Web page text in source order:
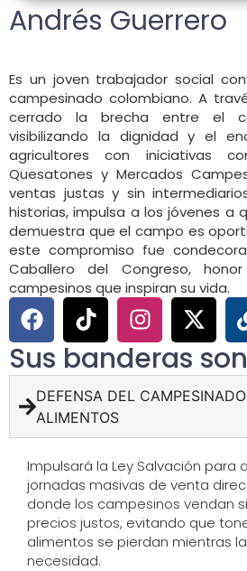
Andrés Guerrero
Es un joven trabajador social
campesinado colombiano. A
cerrado la brecha entre el
visibilizando la dignidad y el
agricultores con iniciativas
Quesatones y Mercados
ventas justas y sin
historias, impulsa a los jóvenes a
demuestra que el campo es
este compromiso fue
Caballero del Congreso,
campesinos que inspiran su vida.
Sus banderas
DEFENSA DEL
ALIMENTOS
Impulsará la Ley Salvación para
jornadas masivas de venta
donde los campesinos vendan
precios justos, evitando que
alimentos se pierdan mientras
necesidad.